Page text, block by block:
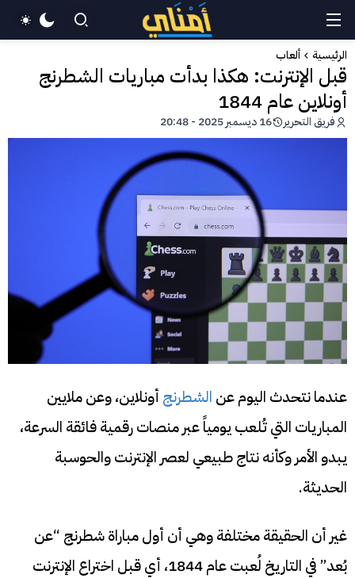
الرئيسية ألعاب
قبل الإنترنت: هكذا بدأت مباريات الشطرنج
أونلاين عام 1844
فريق التحرير 16 ديسمبر 2025 - 20:48
عندما نتحدث اليوم عن الشطرنج أونلاين، وعن ملايين
المباريات التي تُلعب يومياً عبر منصات رقمية فائقة السرعة،
يبدو الأمر وكأنه نتاج طبيعي لعصر الإنترنت والحوسبة
الحديثة.
غير أن الحقيقة مختلفة وهي أن أول مباراة شطرنج “عن
بُعد” في التاريخ لُعبت عام 1844، أي قبل اختراع الإنترنت